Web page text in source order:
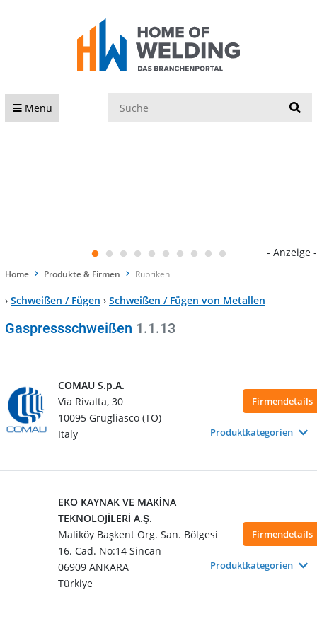
Menü
- Anzeige -
Home Produkte & Firmen Rubriken
› Schweißen / Fügen › Schweißen / Fügen von Metallen
Gaspressschweißen 1.1.13
COMAU S.p.A.
Via Rivalta, 30
10095 Grugliasco (TO)
Italy
Firmendetails
Produktkategorien
EKO KAYNAK VE MAKİNA
TEKNOLOJİLERİ A.Ş.
Maliköy Başkent Org. San. Bölgesi
16. Cad. No:14 Sincan
06909 ANKARA
Türkiye
Firmendetails
Produktkategorien